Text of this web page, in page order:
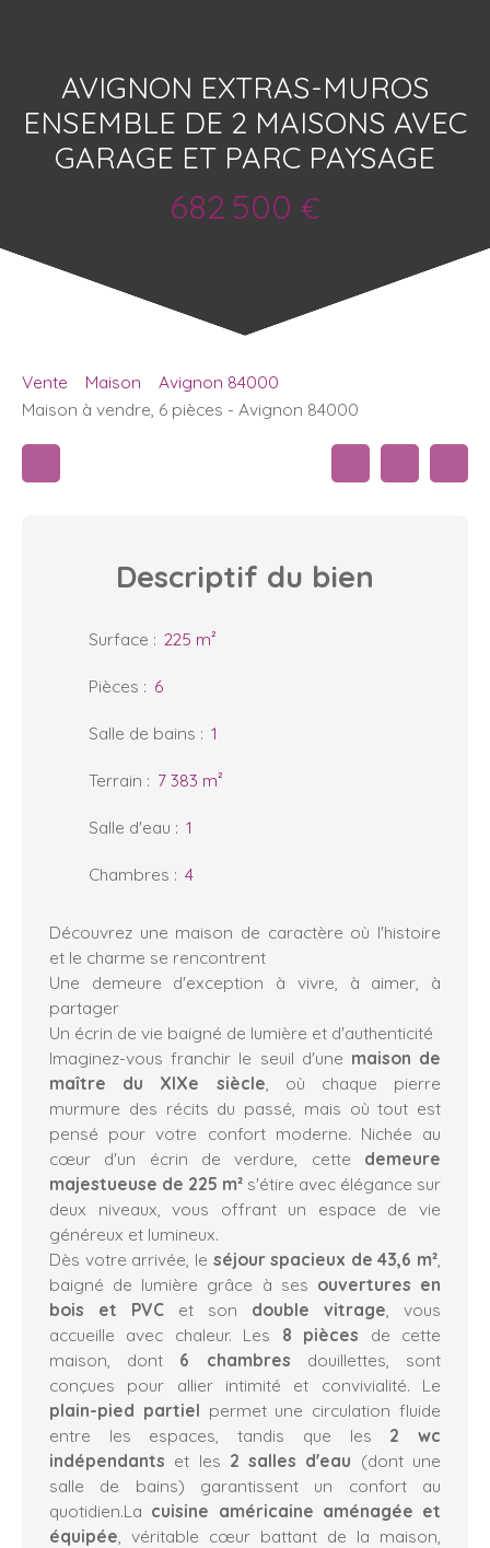
AVIGNON EXTRAS-MUROS
ENSEMBLE DE 2 MAISONS AVEC
GARAGE ET PARC PAYSAGE
682 500 €
Vente Maison
Avignon 84000
Maison à vendre, 6 pièces - Avignon 84000
Descriptif du bien
Surface : 225 m²
Pièces : 6
Salle de bains : 1
Terrain : 7 383 m²
Salle d'eau : 1
Chambres : 4
Découvrez une maison de caractère où l'histoire
et le charme se rencontrent
Une demeure d'exception à vivre, à aimer, à
partager
Un écrin de vie baigné de lumière et d'authenticité
Imaginez-vous franchir le seuil d'une maison de
maître du XIXe siècle , où chaque pierre
murmure des récits du passé, mais où tout est
pensé pour votre confort moderne. Nichée au
cœur d'un écrin de verdure, cette demeure
majestueuse de 225 m² s'étire avec élégance sur
deux niveaux, vous offrant un espace de vie
généreux et lumineux.
Dès votre arrivée, le séjour spacieux de 43,6 m²
baigné de lumière grâce à ses ouvertures en
bois et PVC et son double vitrage , vous
accueille avec chaleur. Les 8 pièces de cette
maison, dont 6 chambres douillettes, sont
conçues pour allier intimité et convivialité. Le
plain-pied partiel permet une circulation fluide
entre les espaces, tandis que les 2 wc
indépendants et les 2 salles d'eau (dont une
salle de bains) garantissent un confort au
quotidien.La cuisine américaine aménagée et
équipée , véritable cœur battant de la maison,